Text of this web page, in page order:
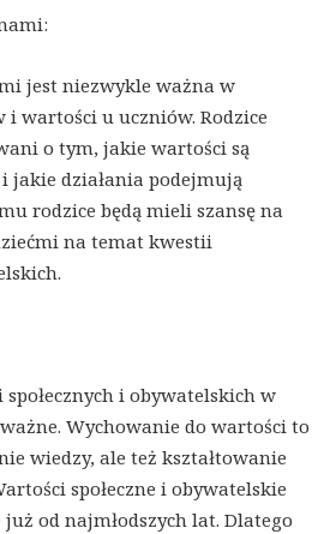
jest niezwykle ważna w
i wartości u uczniów. Rodzice
o tym, jakie wartości są
jakie działania podejmują
rodzice będą mieli szansę na
na temat kwestii
i obywatelskich w
Wychowanie do wartości to
wiedzy, ale też kształtowanie
społeczne i obywatelskie
od najmłodszych lat. Dlatego